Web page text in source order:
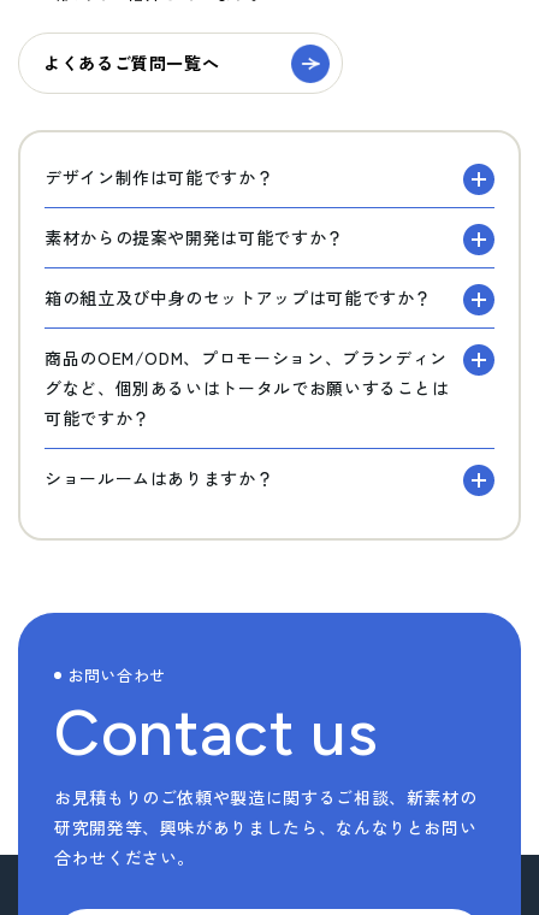
よくあるご質問一覧へ
デザイン制作は可能ですか？
素材からの提案や開発は可能ですか？
箱の組立及び中身のセットアップは可能ですか？
商品のOEM/ODM、プロモーション、ブランディン
グなど、個別あるいはトータルでお願いすることは
可能ですか？
ショールームはありますか？
お問い合わせ
Contact us
お見積もりのご依頼や製造に関するご相談、新素材の
研究開発等、 興味がありましたら、なんなりとお問い
合わせください。